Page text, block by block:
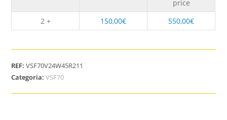
price
2 +
150,00€ 550,00€
REF:VSF70V24W45R211
Categoria:VSF70